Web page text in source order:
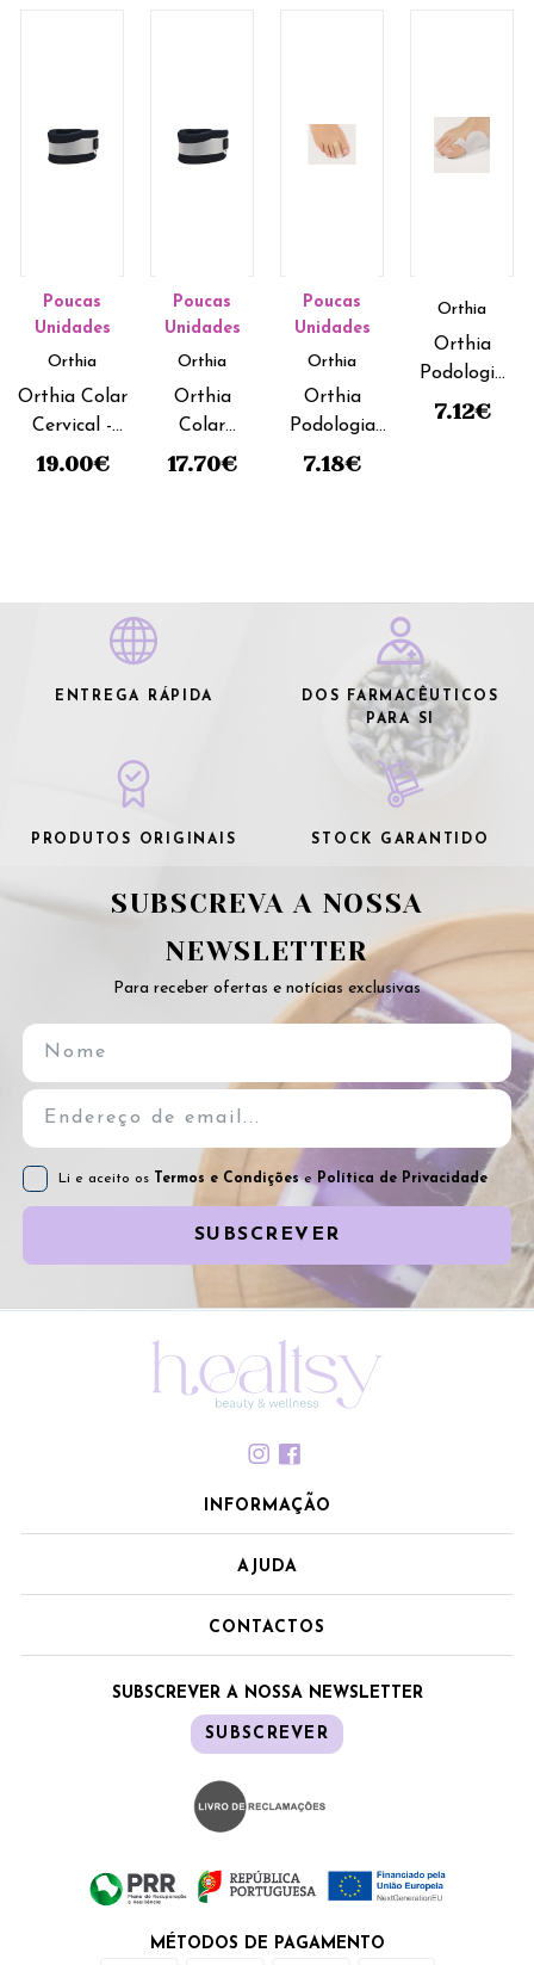
Poucas
Unidades
Orthia
Orthia Colar
Cervical -
7cm_Tamanho
19.00€
Poucas
Unidades
Orthia
Orthia
Colar
Cervical -
17.70€
Poucas
Unidades
Orthia
Orthia
Podologia
Dedal
7.18€
Orthia
Orthia
Podologia
Protetor
7.12€
ENTREGA RÁPIDA
DOS FARMACÊUTICOS
PARA SI
PRODUTOS ORIGINAIS STOCK GARANTIDO
SUBSCREVA A NOSSA
NEWSLETTER
Para receber ofertas e notícias exclusivas
Li e aceito os Termos e Condiçõese Política de Privacidade
SUBSCREVER
INFORMAÇÃO
AJUDA
CONTACTOS
SUBSCREVER A NOSSA NEWSLETTER
SUBSCREVER
MÉTODOS DE PAGAMENTO